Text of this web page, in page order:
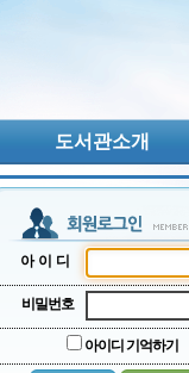
도서관소개
아이디
비밀번호
아이디 기억하기